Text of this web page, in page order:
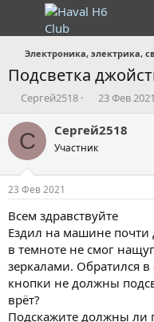
Электроника, электрика,
Подсветка
А
т
о
т
е
м
ы
Сергей2518
Д
т
н
а
л
23 Фев 2021
С Сергей2518
Участник
23 Фев 2021
Всем здравствуйте
Ездил на машине почти
в темноте не смог
зеркалами. Обратился в
кнопки не должны
врёт?
Подскажите должны ли